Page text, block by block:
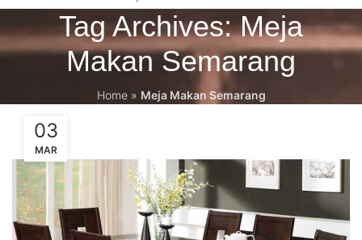
Tag Archives: Meja
Makan Semarang
Home» Meja Makan Semarang
03
MAR